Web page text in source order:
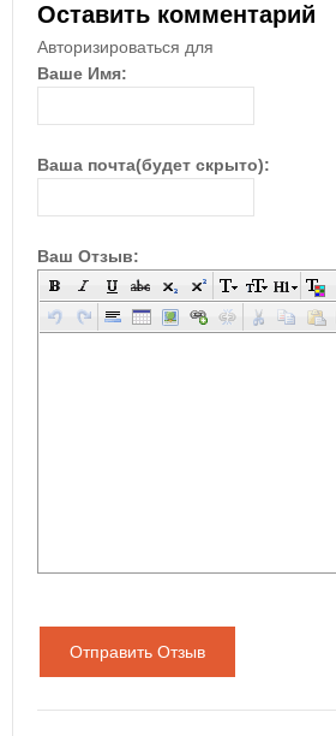
Оставить комментарий
Авторизироваться для
Ваше Имя:
Ваша почта(будет скрыто):
Ваш Отзыв:
Отправить Отзыв